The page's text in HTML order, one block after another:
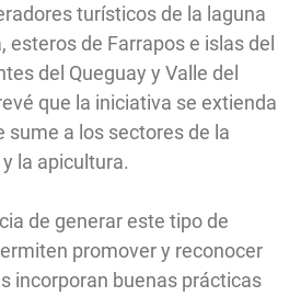
turísticos de la laguna
esteros de Farrapos e islas del
del Queguay y Valle del
que la iniciativa se extienda
sume a los sectores de la
la apicultura.
de generar este tipo de
promover y reconocer
incorporan buenas prácticas